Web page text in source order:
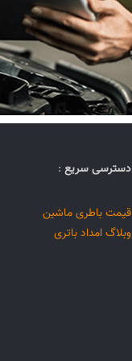
دسترسی سریع :
قیمت باطری ماشین
وبلاگ امداد باتری